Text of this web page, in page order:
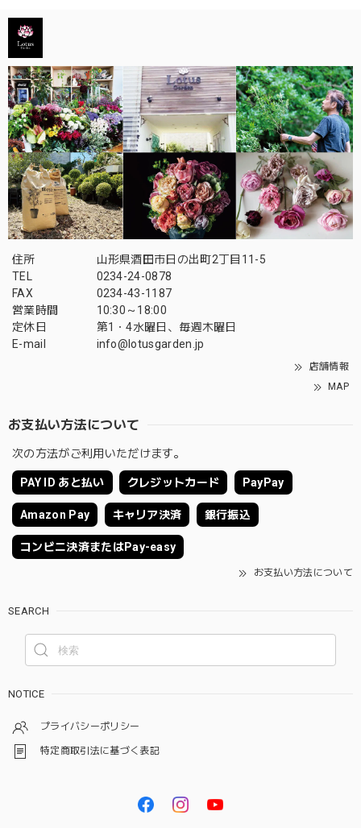
住所
山形県酒田市日の出町2丁目11-5
TEL
0234-24-0878
FAX
0234-43-1187
営業時間
10:30～18:00
定休日
第1・4水曜日、毎週木曜日
E-mail
info@lotusgarden.jp
店舗情報
MAP
お支払い方法について
次の方法がご利用いただけます。
PAY ID あと払い クレジットカード PayPay
Amazon Pay キャリア決済 銀行振込
コンビニ決済またはPay-easy
お支払い方法について
SEARCH
NOTICE
プライバシーポリシー
特定商取引法に基づく表記